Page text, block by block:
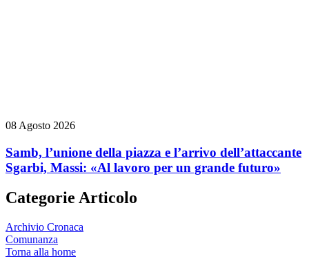
08 Agosto 2026
Samb, l’unione della piazza e l’arrivo dell’attaccante
Sgarbi, Massi: «Al lavoro per un grande futuro»
Categorie Articolo
Archivio Cronaca
Comunanza
Torna alla home